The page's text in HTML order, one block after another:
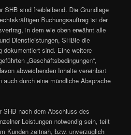
SHB sind freibleibend. Die Grundlage
Buchungsauftrag ist der
in dem wie oben erwähnt alle
Dienstleistungen, SHBie die
dokumentiert sind. Eine weitere
„Geschäftsbedingungen“,
abweichenden Inhalte vereinbart
auch durch eine mündliche Absprache
SHB nach dem Abschluss des
Leistungen notwendig sein, teilt
Kunden zeitnah, bzw. unverzüglich